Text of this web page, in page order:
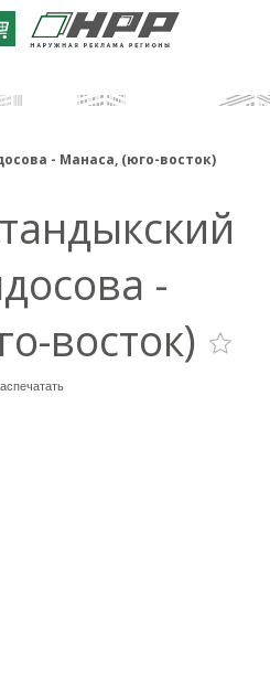
- Манаса, (юго-восток)
-
восток)